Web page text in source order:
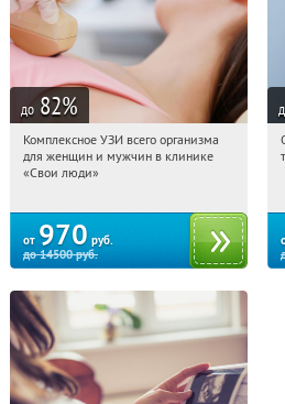
до 82%
13:20:35 Купили:303
ВДНХ
Комплексное УЗИ всего организма
для женщин и мужчин в клинике
«Свои люди»
от 970 руб.
до14500руб.